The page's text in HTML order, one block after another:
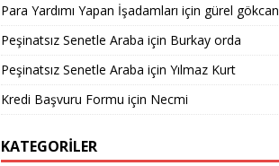
Para Yardımı Yapan İşadamları için gürel gökcan
Peşinatsız Senetle Araba için Burkay orda
Peşinatsız Senetle Araba için Yılmaz Kurt
Kredi Başvuru Formu için Necmi
KATEGORILER